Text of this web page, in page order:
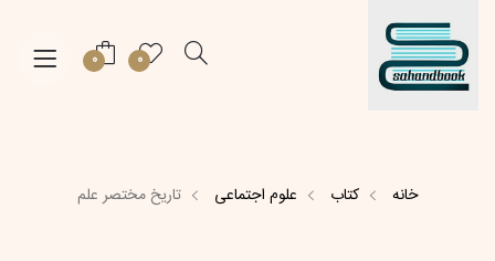
0
0
خانه کتاب علوم اجتماعی تاریخ مختصر علم